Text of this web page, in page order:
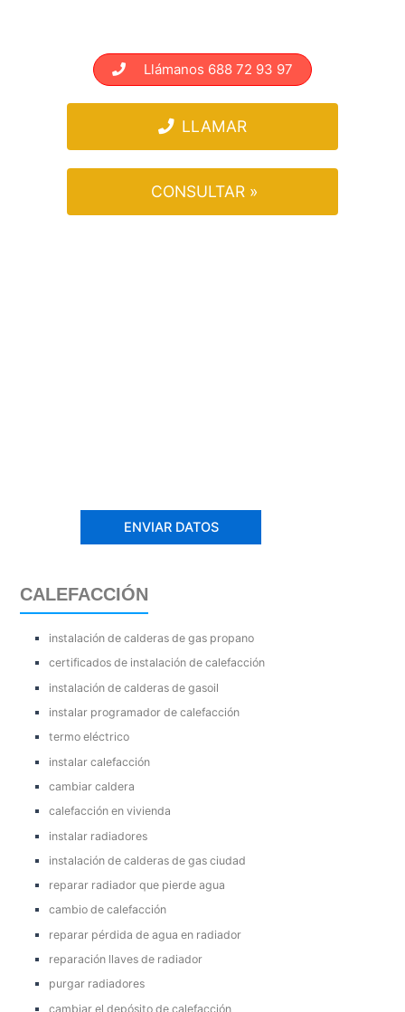
Llámanos 688 72 93 97
LLAMAR
CONSULTAR »
CALEFACCIÓN
instalación de calderas de gas propano
certificados de instalación de calefacción
instalación de calderas de gasoil
instalar programador de calefacción
termo eléctrico
instalar calefacción
cambiar caldera
calefacción en vivienda
instalar radiadores
instalación de calderas de gas ciudad
reparar radiador que pierde agua
cambio de calefacción
reparar pérdida de agua en radiador
reparación llaves de radiador
purgar radiadores
cambiar el depósito de calefacción